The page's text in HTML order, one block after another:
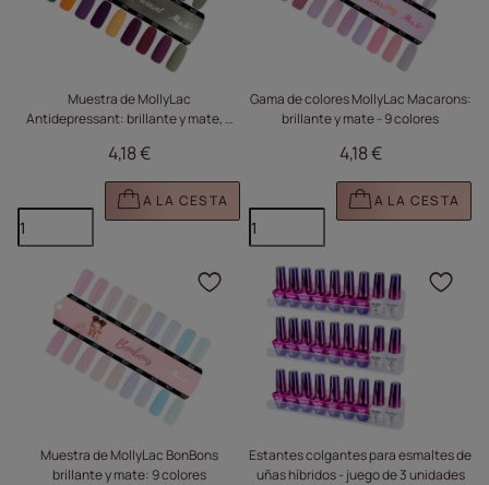
Muestra de MollyLac
Antidepressant: brillante y mate, 9
4,18 €
A LA CESTA
Gama de colores MollyLac Macarons:
brillante y mate - 9 colores
4,18 €
A LA CESTA
Muestra de MollyLac BonBons
brillante y mate: 9 colores
Haga clic para añadir
Estantes colgantes para esmaltes de
uñas híbridos - juego de 3 unidades